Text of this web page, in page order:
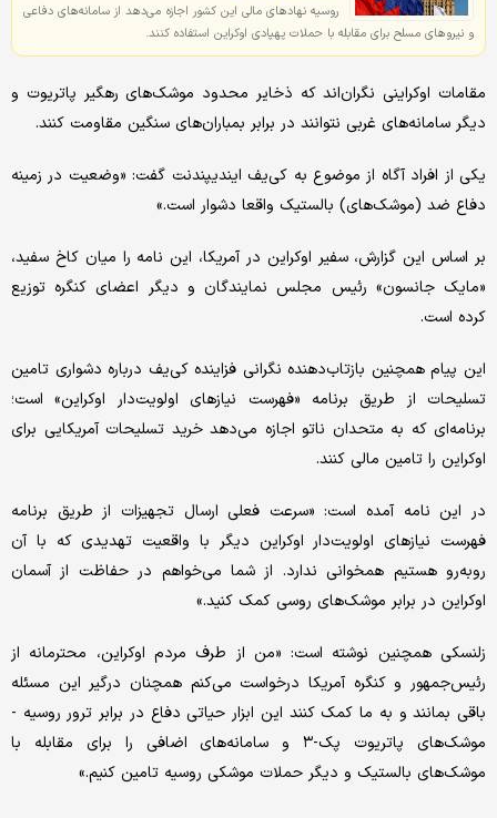
روسیه نهادهای مالی این کشور اجازه می‌دهد از سامانه‌های دفاعی
و نیروهای مسلح برای مقابله با حملات پهپادی اوکراین استفاده کنند.
مقامات اوکراینی نگران‌اند که ذخایر محدود موشک‌های رهگیر پاتریوت و
دیگر سامانه‌های غربی نتوانند در برابر بمباران‌های سنگین مقاومت کنند.
یکی از افراد آگاه از موضوع به کی‌یف ایندیپندنت گفت: «وضعیت در زمینه
دفاع ضد (موشک‌های) بالستیک واقعا دشوار است.»
بر اساس این گزارش، سفیر اوکراین در آمریکا، این نامه را میان کاخ سفید،
«مایک جانسون» رئیس مجلس نمایندگان و دیگر اعضای کنگره توزیع
کرده است.
این پیام همچنین بازتاب‌دهنده نگرانی فزاینده کی‌یف درباره دشواری تامین
تسلیحات از طریق برنامه «فهرست نیازهای اولویت‌دار اوکراین» است؛
برنامه‌ای که به متحدان ناتو اجازه می‌دهد خرید تسلیحات آمریکایی برای
اوکراین را تامین مالی کنند.
در این نامه آمده است: «سرعت فعلی ارسال تجهیزات از طریق برنامه
فهرست نیازهای اولویت‌دار اوکراین دیگر با واقعیت تهدیدی که با آن
روبه‌رو هستیم همخوانی ندارد. از شما می‌خواهم در حفاظت از آسمان
اوکراین در برابر موشک‌های روسی کمک کنید.»
زلنسکی همچنین نوشته است: «من از طرف مردم اوکراین، محترمانه از
رئیس‌جمهور و کنگره آمریکا درخواست می‌کنم همچنان درگیر این مسئله
باقی بمانند و به ما کمک کنند این ابزار حیاتی دفاع در برابر ترور روسیه -
موشک‌های پاتریوت پک-۳ و سامانه‌های اضافی را برای مقابله با
موشک‌های بالستیک و دیگر حملات موشکی روسیه تامین کنیم.»